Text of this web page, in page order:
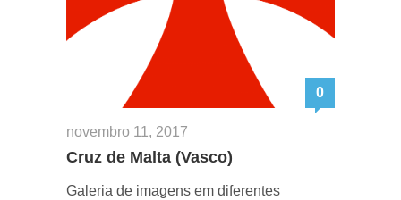
0
novembro 11, 2017
Cruz de Malta (Vasco)
Galeria de imagens em diferentes